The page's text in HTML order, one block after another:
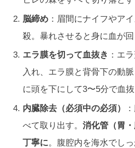
脳締め ：眉間にナイフやア
殺。暴れさせると身に血が回
エラ膜を切って血抜き ：エ
入れ、エラ膜と背骨下の動
に頭を下にして3〜5分で血
内臓除去（必須中の必須）
べて取り出す。消化管（胃
丁寧に。腹腔内を海水でし